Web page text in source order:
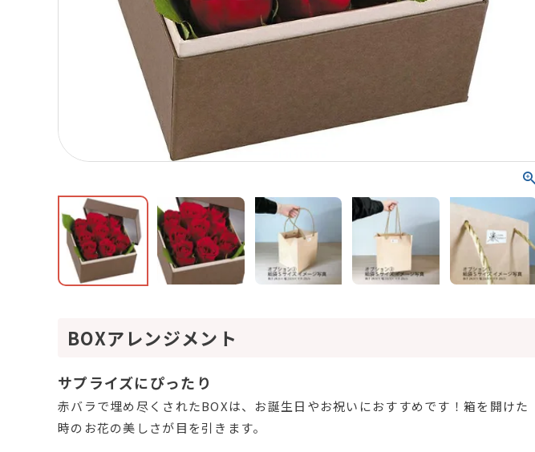
BOXアレンジメント
サプライズにぴったり
赤バラで埋め尽くされたBOXは、お誕生日やお祝いにおすすめです！箱を開けた
時のお花の美しさが目を引きます。